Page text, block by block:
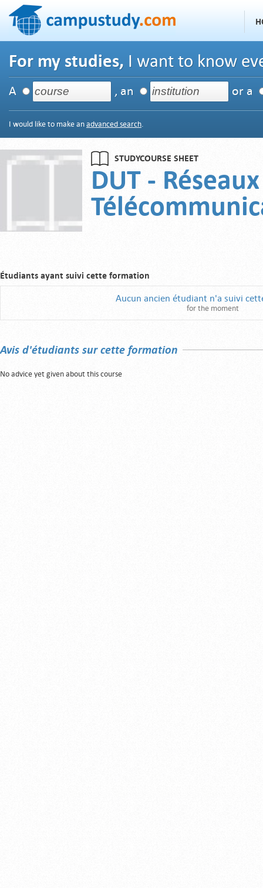
For my studies, I want to know
A , an or a
I would like to make an advanced search.
STUDYCOURSE SHEET
DUT -
Étudiants ayant suivi cette formation
Aucun ancien étudiant n'a suivi
for the moment
Avis d'étudiants sur cette formation
No advice yet given about this course